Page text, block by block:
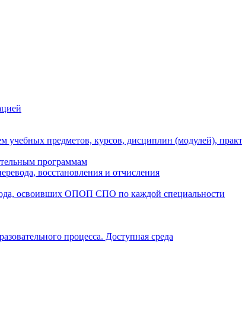
учебных предметов, курсов, дисциплин (модулей),
программам
восстановления и отчисления
освоивших ОПОП СПО по каждой специальности
процесса. Доступная среда